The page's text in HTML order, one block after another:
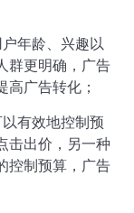
年龄、兴趣以
群更明确，广告
广告转化；
有效地控制预
击出价，另一种
控制预算，广告